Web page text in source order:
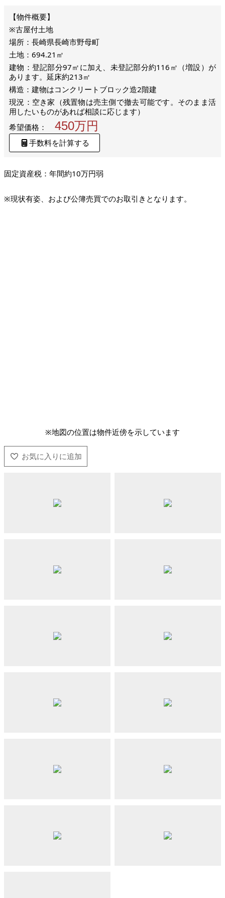
※古屋付土地
場所：長崎県長崎市野母町
土地：694.21㎡
建物：登記部分97㎡に加え、未登記部分約116㎡（増設）が
あります。延床約213㎡
構造：建物はコンクリートブロック造2階建
現況：空き家（残置物は売主側で撤去可能です。そのまま活
用したいものがあれば相談に応じます）
希望価格：
450万円
手数料を計算する
固定資産税：年間約10万円弱
※現状有姿、および公簿売買でのお取引きとなります。
※地図の位置は物件近傍を示しています